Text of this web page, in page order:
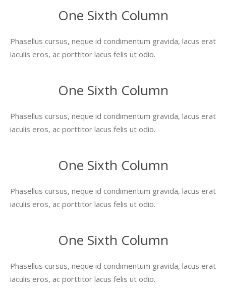
One Sixth Column
Phasellus cursus, neque id condimentum gravida, lacus erat
iaculis eros, ac porttitor lacus felis ut odio.
One Sixth Column
Phasellus cursus, neque id condimentum gravida, lacus erat
iaculis eros, ac porttitor lacus felis ut odio.
One Sixth Column
Phasellus cursus, neque id condimentum gravida, lacus erat
iaculis eros, ac porttitor lacus felis ut odio.
One Sixth Column
Phasellus cursus, neque id condimentum gravida, lacus erat
iaculis eros, ac porttitor lacus felis ut odio.